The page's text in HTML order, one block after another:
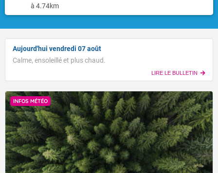
à 4.74km
Aujourd'hui vendredi 07 août
Calme, ensoleillé et plus chaud.
LIRE LE BULLETIN
INFOS MÉTÉO